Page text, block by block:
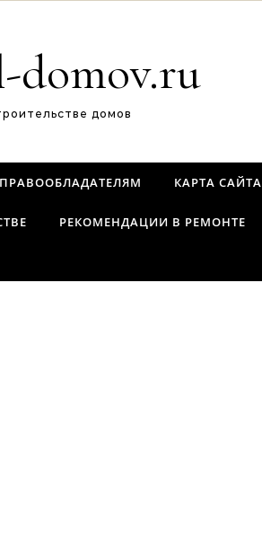
domov.ru
домов
КАРТА САЙТА
РЕКОМЕНДАЦИИ В РЕМОНТЕ